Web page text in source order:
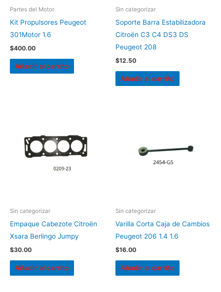
Partes del Motor
Kit Propulsores Peugeot
301Motor 1.6
$400.00
Añadir al carrito
Sin categorizar
Soporte Barra Estabilizadora
Citroën C3 C4 DS3 DS
Peugeot 208
$12.50
Añadir al carrito
Sin categorizar
Empaque Cabezote Citroën
Xsara Berlingo Jumpy
$30.00
Añadir al carrito
Sin categorizar
Varilla Corta Caja de Cambios
Peugeot 206 1.4 1.6
$16.00
Añadir al carrito